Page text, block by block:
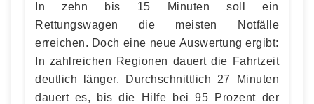
In zehn bis 15 Minuten soll ein
Rettungswagen die meisten Notfälle
erreichen. Doch eine neue Auswertung ergibt:
In zahlreichen Regionen dauert die Fahrtzeit
deutlich länger. Durchschnittlich 27 Minuten
dauert es, bis die Hilfe bei 95 Prozent der